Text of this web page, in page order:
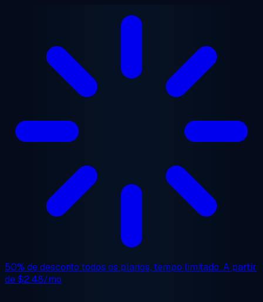
Saltar para o conteúdo principal
50% de desconto todos os planos, tempo limitado. A partir
de$2.48/mo